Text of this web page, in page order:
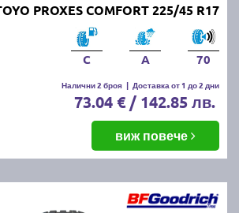
PROXES COMFORT 225/45 R17
C A 70
Налични 2 броя | Доставка от 1 до 2 дни
73.04 € / 142.85 лв.
виж повече